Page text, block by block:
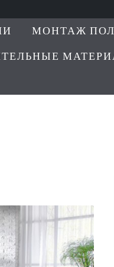
МОНТАЖ